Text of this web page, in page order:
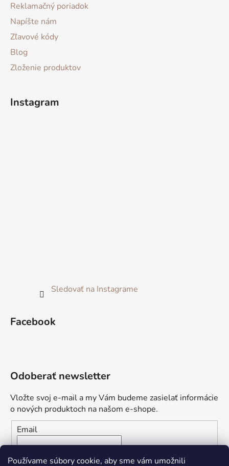
Používame súbory cookie, aby sme vám umožnili
Reklamačný poriadok
Napíšte nám
Zľavové kódy
Blog
Zloženie produktov
Instagram
Sledovať na Instagrame
Facebook
Odoberať newsletter
Vložte svoj e-mail a my Vám budeme zasielať informácie
o nových produktoch na našom e-shope.
Email
Vložením e-mailu súhlasíte s
podmienkami ochrany